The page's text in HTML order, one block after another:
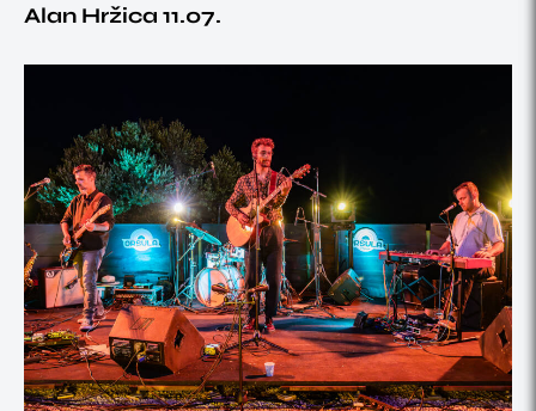
Alan Hržica 11.07.